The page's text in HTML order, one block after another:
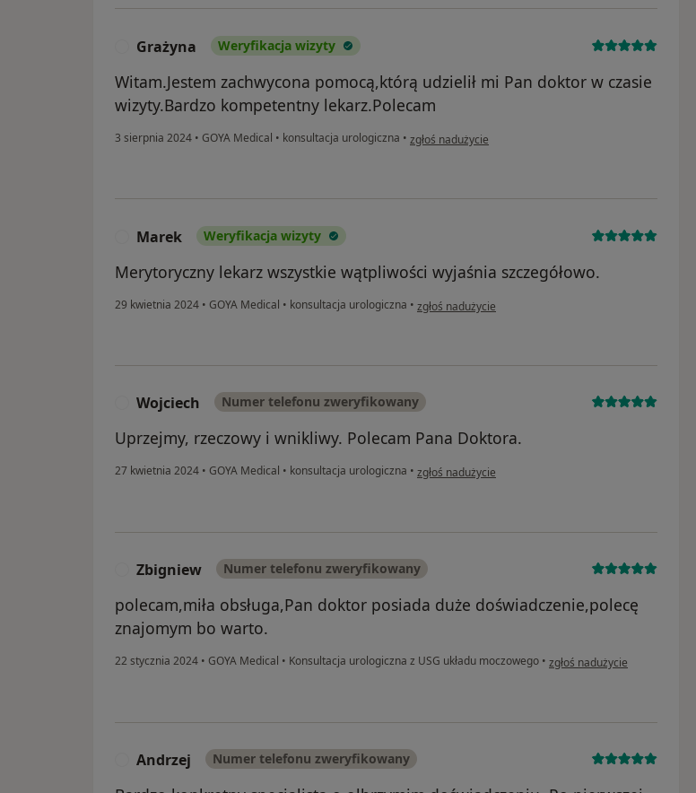
Grażyna Weryfikacja wizyty
Witam.Jestem zachwycona pomocą,którą udzielił mi Pan doktor w czasie
wizyty.Bardzo kompetentny lekarz.Polecam
3 sierpnia 2024 • GOYA Medical • konsultacja urologiczna • w opinii użytkownika Grażyna
zgłoś nadużycie
Marek Weryfikacja wizyty
Merytoryczny lekarz wszystkie wątpliwości wyjaśnia szczegółowo.
29 kwietnia 2024 • GOYA Medical • konsultacja urologiczna • w opinii użytkownika Marek
zgłoś nadużycie
Wojciech Numer telefonu zweryfikowany
Uprzejmy, rzeczowy i wnikliwy. Polecam Pana Doktora.
27 kwietnia 2024 • GOYA Medical • konsultacja urologiczna • w opinii użytkownika Wojciech
zgłoś nadużycie
Zbigniew Numer telefonu zweryfikowany
polecam,miła obsługa,Pan doktor posiada duże doświadczenie,polecę
znajomym bo warto.
22 stycznia 2024 • GOYA Medical • Konsultacja urologiczna z USG układu moczowego • w opinii użytkownika Zbigniew
zgłoś nadużycie
Andrzej Numer telefonu zweryfikowany